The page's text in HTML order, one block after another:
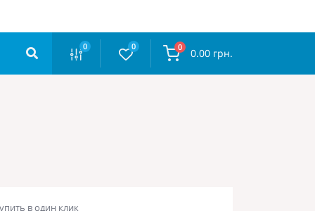
0 0 0 0.00 грн.
в один клик